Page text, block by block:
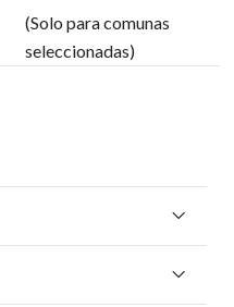
(Solo para comunas
seleccionadas)